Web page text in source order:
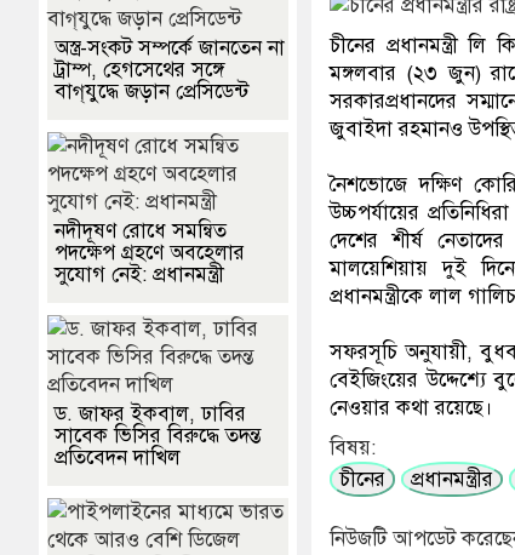
চীনের প্রধানমন্ত্রী লি
মঙ্গলবার (২৩ জুন)
সরকারপ্রধানদের
জুবাইদা রহমানও
নৈশভোজে দক্ষিণ
উচ্চপর্যায়ের
দেশের শীর্ষ
মালয়েশিয়ায় দুই
প্রধানমন্ত্রীকে লাল
সফরসূচি অনুযায়ী,
বেইজিংয়ের উদ্দেশ্যে
নেওয়ার কথা রয়েছে।
বিষয়:
চীনের
প্রধানমন্ত্রীর
নিউজটি আপডেট
অস্ত্র-সংকট সম্পর্কে জানতেন না
ট্রাম্প, হেগসেথের সঙ্গে
বাগ্‌যুদ্ধে জড়ান প্রেসিডেন্ট
নদীদূষণ রোধে সমন্বিত
পদক্ষেপ গ্রহণে অবহেলার
সুযোগ নেই: প্রধানমন্ত্রী
ড. জাফর ইকবাল, ঢাবির
সাবেক ভিসির বিরুদ্ধে তদন্ত
প্রতিবেদন দাখিল